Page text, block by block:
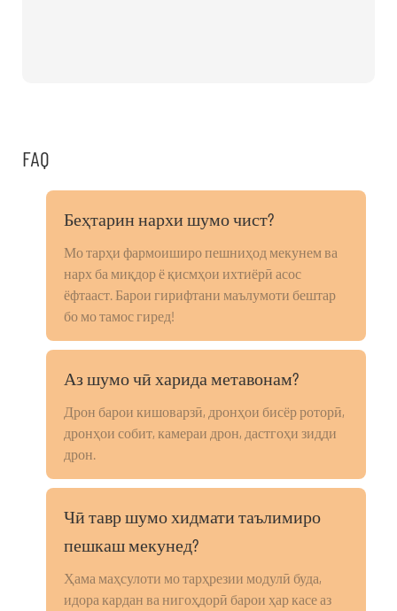
FAQ
Беҳтарин нархи шумо чист?
Мо тарҳи фармоиширо пешниҳод мекунем ва
нарх ба миқдор ё қисмҳои ихтиёрӣ асос
ёфтааст. Барои гирифтани маълумоти бештар
бо мо тамос гиред!
Аз шумо чӣ харида метавонам?
Дрон барои кишоварзӣ, дронҳои бисёр роторӣ,
дронҳои собит, камераи дрон, дастгоҳи зидди
дрон.
Чӣ тавр шумо хидмати таълимиро
пешкаш мекунед?
Ҳама маҳсулоти мо тарҳрезии модулӣ буда,
идора кардан ва нигоҳдорӣ барои ҳар касе аз